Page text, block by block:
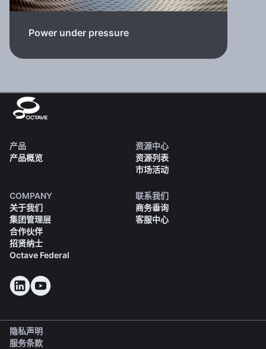
Power under pressure
产品
产品概览
资源中心
资源列表
市场活动
COMPANY
关于我们
集团管理层
合作伙伴
招贤纳士
Octave Federal
联系我们
商务垂询
客服中心
隐私声明
服务条款